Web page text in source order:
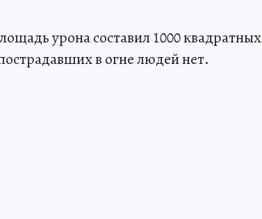
урона составил 1000 квадратных
в огне людей нет.